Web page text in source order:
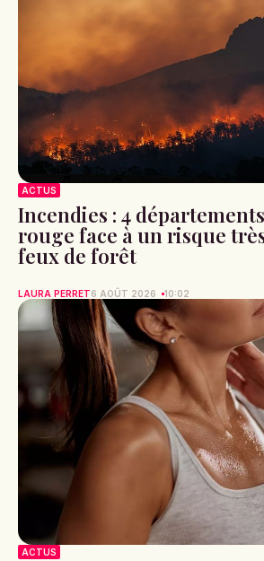
ACTUS
Incendies : 4
rouge face à un risque
feux de forêt
LAURA PERRET6 AOÛT 2026 10:02
ACTUS